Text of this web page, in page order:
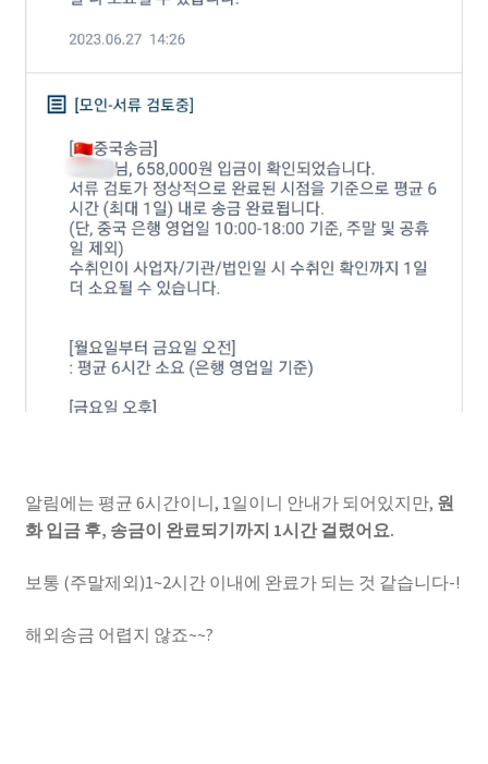
알림에는 평균 6시간이니, 1일이니 안내가 되어있지만, 원
화 입금 후, 송금이 완료되기까지 1시간 걸렸어요.
보통 (주말제외)1~2시간 이내에 완료가 되는 것 같습니다-!
해외송금 어렵지 않죠~~?